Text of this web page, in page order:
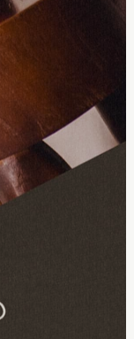
DISCOVER